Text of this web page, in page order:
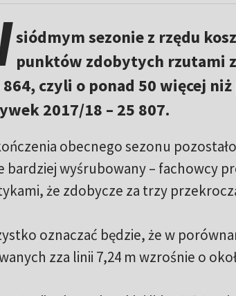
siódmym sezonie z rzędu
punktów zdobytych rzutami
864, czyli o ponad 50 więcej
2017/18 – 25 807.
obecnego sezonu
bardziej wyśrubowany – fachowcy
że zdobycze za trzy
oznaczać będzie, że w
zza linii 7,24 m wzrośnie o